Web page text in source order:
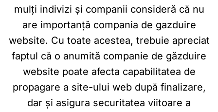
mulți indivizi și companii consideră că nu
are importanță compania de gazduire
website. Cu toate acestea, trebuie apreciat
faptul că o anumită companie de găzduire
website poate afecta capabilitatea de
propagare a site-ului web după finalizare,
dar și asigura securitatea viitoare a